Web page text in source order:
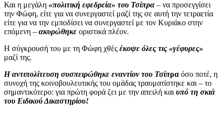
Και η μεγάλη «πολιτική εφεδρεία» του Τσίπρα – να προσεγγίσει
την Φώφη, είτε για να συνεργαστεί μαζί της σε αυτή την τετραετία
είτε για να την εμποδίσει να συνεργαστεί με τον Κυριάκο στην
επόμενη – ακυρώθηκε οριστικά πλέον.
Η σύγκρουσή του με τη Φώφη χθές έκοψε όλες τις «γέφυρες»
μαζί της.
Η αντιπολίτευση συσπειρώθηκε εναντίον του Τσίπρα όσο ποτέ, η
συνοχή της κοινοβουλευτικής του ομάδας τραυματίστηκε και – το
σημαντικότερο: για πρώτη φορά ζει με την απειλή και υπό τη σκιά
του Ειδικού Δικαστηρίου!